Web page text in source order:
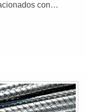
con…